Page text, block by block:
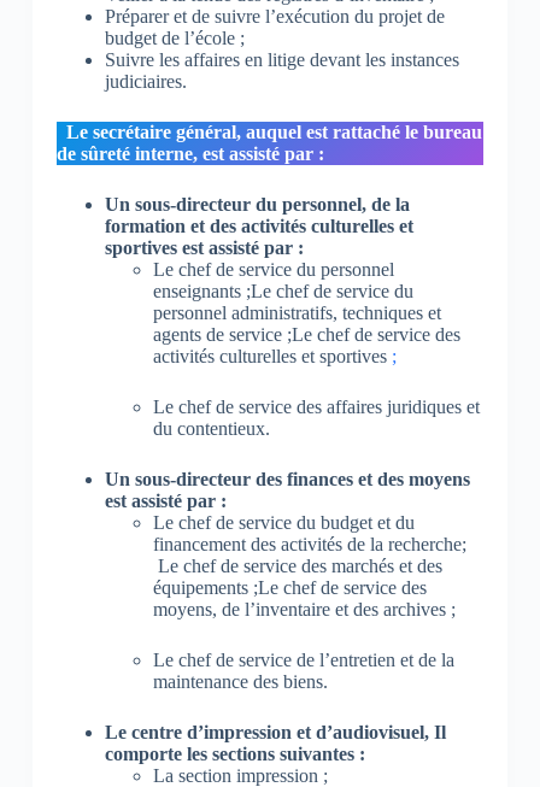
Préparer et de suivre l’exécution du projet de
budget de l’école ;
Suivre les affaires en litige devant les instances
judiciaires.
Le secrétaire général, auquel est rattaché le bureau
de sûreté interne, est assisté par :
Un sous-directeur du personnel, de la
formation et des activités culturelles et
sportives est assisté par :
Le chef de service du personnel
enseignants ;Le chef de service du
personnel administratifs, techniques et
agents de service ;Le chef de service des
activités culturelles et sportives ;
Le chef de service des affaires juridiques et
du contentieux.
Un sous-directeur des finances et des moyens
est assisté par :
Le chef de service du budget et du
financement des activités de la recherche;
Le chef de service des marchés et des
équipements ;Le chef de service des
moyens, de l’inventaire et des archives ;
Le chef de service de l’entretien et de la
maintenance des biens.
Le centre d’impression et d’audiovisuel, Il
comporte les sections suivantes :
La section impression ;